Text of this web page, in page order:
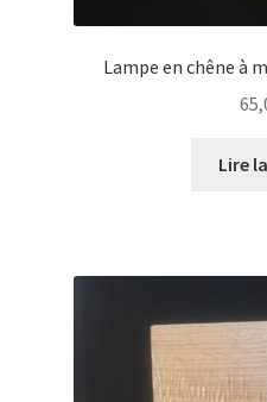
Lampe en chêne à
Lire